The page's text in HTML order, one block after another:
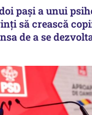
pași a unui
să crească
de a se